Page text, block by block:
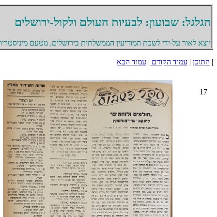
הגלגל: שבועון: לבעיות העולם ולקול-ירושלים
יוצא לאור על-ידי לשכת המודיעין הממשלתית בירושלים, מטעם
| התוכן | עמוד הקודם | עמוד הבא
17